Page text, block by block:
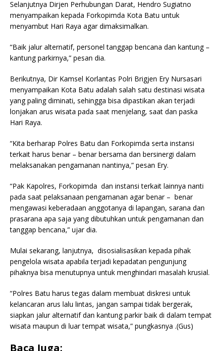
Selanjutnya Dirjen Perhubungan Darat, Hendro Sugiatno
menyampaikan kepada Forkopimda Kota Batu untuk
menyambut Hari Raya agar dimaksimalkan.
“Baik jalur alternatif, personel tanggap bencana dan kantung –
kantung parkirnya,” pesan dia.
Berikutnya, Dir Kamsel Korlantas Polri Brigjen Ery Nursasari
menyampaikan Kota Batu adalah salah satu destinasi wisata
yang paling diminati, sehingga bisa dipastikan akan terjadi
lonjakan arus wisata pada saat menjelang, saat dan paska
Hari Raya.
“Kita berharap Polres Batu dan Forkopimda serta instansi
terkait harus benar – benar bersama dan bersinergi dalam
melaksanakan pengamanan nantinya,” pesan Ery.
“Pak Kapolres, Forkopimda dan instansi terkait lainnya nanti
pada saat pelaksanaan pengamanan agar benar – benar
mengawasi keberadaan anggotanya di lapangan, sarana dan
prasarana apa saja yang dibutuhkan untuk pengamanan dan
tanggap bencana,” ujar dia.
Mulai sekarang, lanjutnya, disosialisasikan kepada pihak
pengelola wisata apabila terjadi kepadatan pengunjung
pihaknya bisa menutupnya untuk menghindari masalah krusial.
“Polres Batu harus tegas dalam membuat diskresi untuk
kelancaran arus lalu lintas, jangan sampai tidak bergerak,
siapkan jalur alternatif dan kantung parkir baik di dalam tempat
wisata maupun di luar tempat wisata,” pungkasnya .(Gus)
Baca Juga: